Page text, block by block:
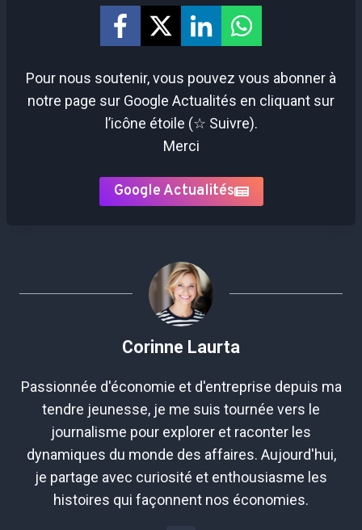
Pour nous soutenir, vous pouvez vous abonner à
notre page sur Google Actualités en cliquant sur
l’icône étoile (☆ Suivre).
Merci
Google Actualités
Corinne Laurta
Passionnée d'économie et d'entreprise depuis ma
tendre jeunesse, je me suis tournée vers le
journalisme pour explorer et raconter les
dynamiques du monde des affaires. Aujourd'hui,
je partage avec curiosité et enthousiasme les
histoires qui façonnent nos économies.